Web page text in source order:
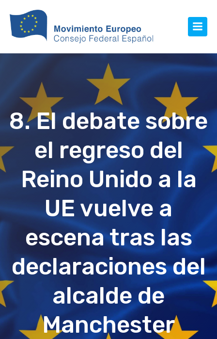
8. El debate sobre
el regreso del
Reino Unido a la
UE vuelve a
escena tras las
declaraciones del
alcalde de
Manchester